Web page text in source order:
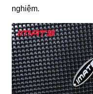
nghiệm.